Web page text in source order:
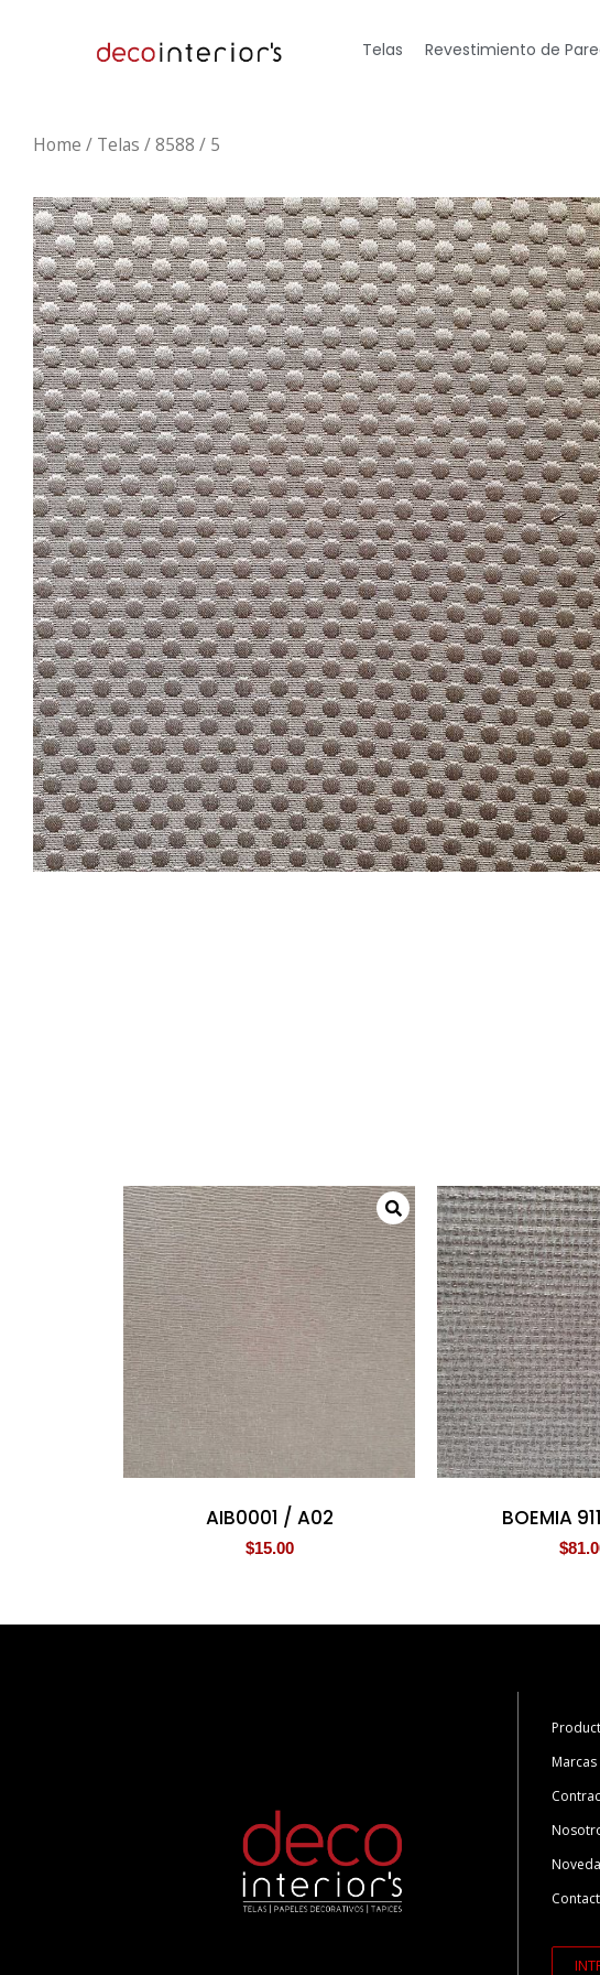
Telas Revestimiento de
Home / Telas / 8588 / 5
AIB0001 / A02
$15.00
BOEMIA
$
Marcas